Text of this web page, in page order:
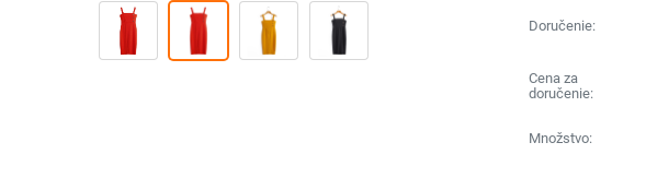
Doručenie:
Cena za
doručenie:
Množstvo: